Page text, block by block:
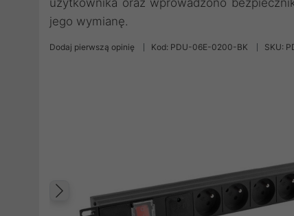
użytkownika oraz wprowadzono
jego wymianę.
Dodaj pierwszą opinię Kod: PDU-06E-0200-BK SKU:
Poprzedni